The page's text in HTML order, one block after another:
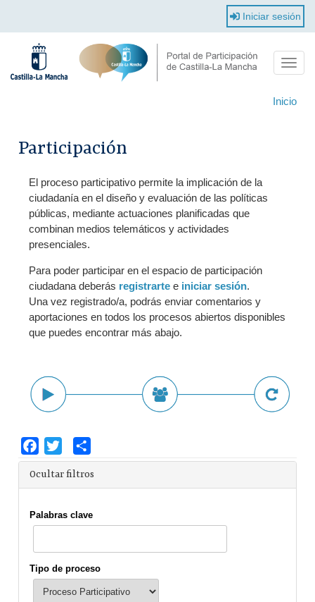
contenido
principal
Toggle
Iniciar sesión
Inicio
Participación
El proceso participativo permite la implicación de la
ciudadanía en el diseño y evaluación de las políticas
públicas, mediante actuaciones planificadas que
combinan medios telemáticos y actividades
presenciales.
Para poder participar en el espacio de participación
ciudadana deberás registrarte e iniciar sesión.
Una vez registrado/a, podrás enviar comentarios y
aportaciones en todos los procesos abiertos disponibles
que puedes encontrar más abajo.
Facebook
Twitter
Ocultar filtros
Palabras clave
Tipo de proceso